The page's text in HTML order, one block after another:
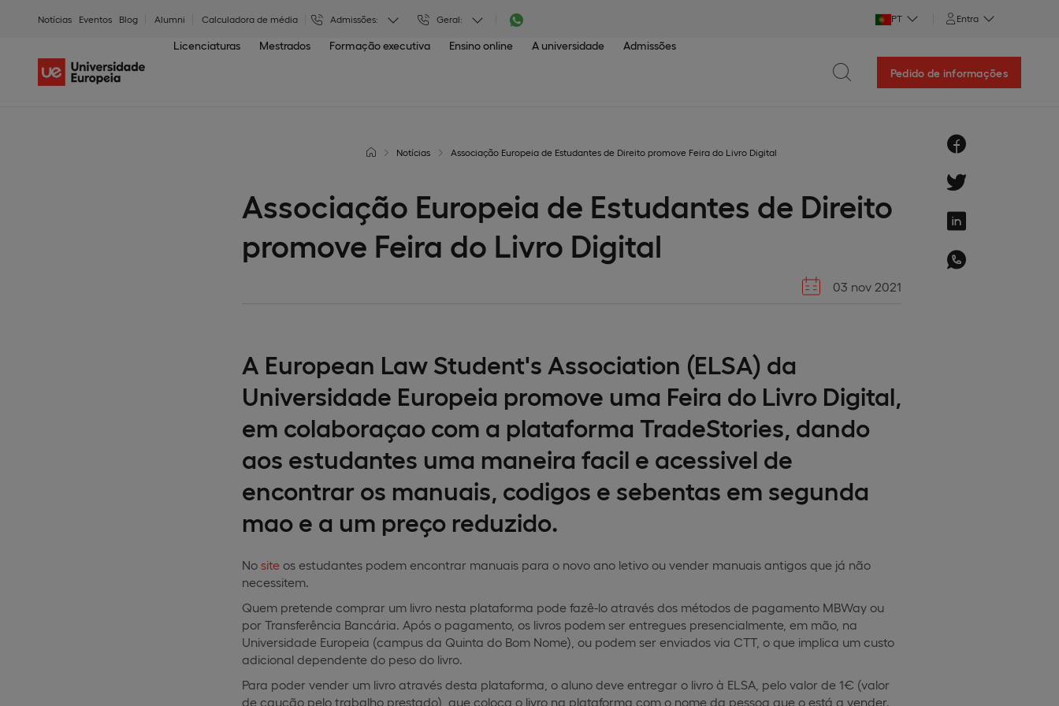
Notícias Eventos Blog Alumni Calculadora de média Admissões: Geral: PT Entra
Licenciaturas Mestrados Formação executiva Ensino online A universidade Admissões
Pedido de informações
Notícias Associação Europeia de Estudantes de Direito promove Feira do Livro Digital
Associação Europeia de Estudantes de Direito
promove Feira do Livro Digital
03 nov 2021
A European Law Student's Association (ELSA) da
Universidade Europeia promove uma Feira do Livro Digital,
em colaboraçao com a plataforma TradeStories, dando
aos estudantes uma maneira facil e acessivel de
encontrar os manuais, codigos e sebentas em segunda
mao e a um preço reduzido.
No site os estudantes podem encontrar manuais para o novo ano letivo ou vender manuais antigos que já não
necessitem.
Quem pretende comprar um livro nesta plataforma pode fazê-lo através dos métodos de pagamento MBWay ou
por Transferência Bancária. Após o pagamento, os livros podem ser entregues presencialmente, em mão, na
Universidade Europeia (campus da Quinta do Bom Nome), ou podem ser enviados via CTT, o que implica um custo
adicional dependente do peso do livro.
Para poder vender um livro através desta plataforma, o aluno deve entregar o livro à ELSA, pelo valor de 1€ (valor
de caução pelo trabalho prestado), que coloca o livro na plataforma com o nome da pessoa que o está a vender.